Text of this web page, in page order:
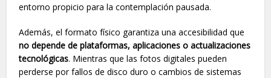
entorno propicio para la contemplación pausada.
Además, el formato físico garantiza una accesibilidad que
no depende de plataformas, aplicaciones o actualizaciones
tecnológicas. Mientras que las fotos digitales pueden
perderse por fallos de disco duro o cambios de sistemas